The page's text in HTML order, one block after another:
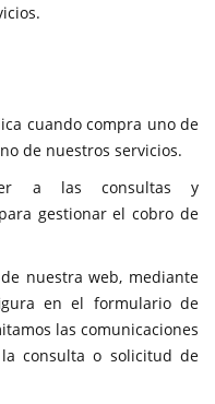
cuando compra uno de
de nuestros servicios.
a las consultas y
gestionar el cobro de
nuestra web, mediante
en el formulario de
las comunicaciones
consulta o solicitud de